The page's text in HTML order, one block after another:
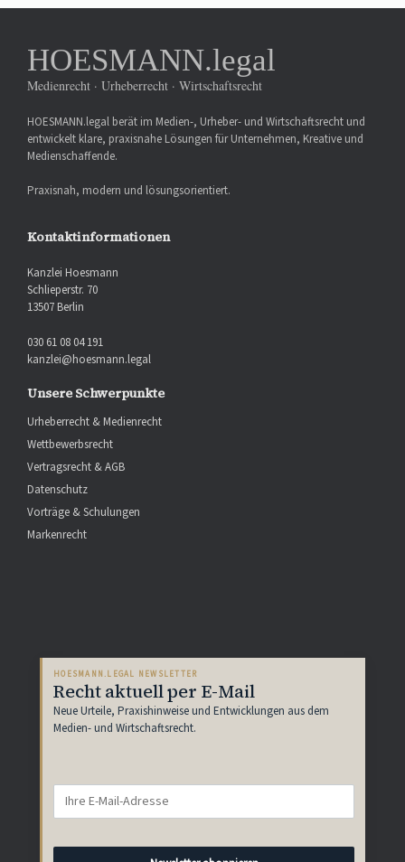
HOESMANN.legal
Medienrecht · Urheberrecht · Wirtschaftsrecht
HOESMANN.legal berät im Medien-, Urheber- und Wirtschaftsrecht und
entwickelt klare, praxisnahe Lösungen für Unternehmen, Kreative und
Medienschaffende.
Praxisnah, modern und lösungsorientiert.
Kontaktinformationen
Kanzlei Hoesmann
Schlieperstr. 70
13507 Berlin
030 61 08 04 191
kanzlei@hoesmann.legal
Unsere Schwerpunkte
Urheberrecht & Medienrecht
Wettbewerbsrecht
Vertragsrecht & AGB
Datenschutz
Vorträge & Schulungen
Markenrecht
HOESMANN.LEGAL NEWSLETTER
Recht aktuell per E-Mail
Neue Urteile, Praxishinweise und Entwicklungen aus dem
Medien- und Wirtschaftsrecht.